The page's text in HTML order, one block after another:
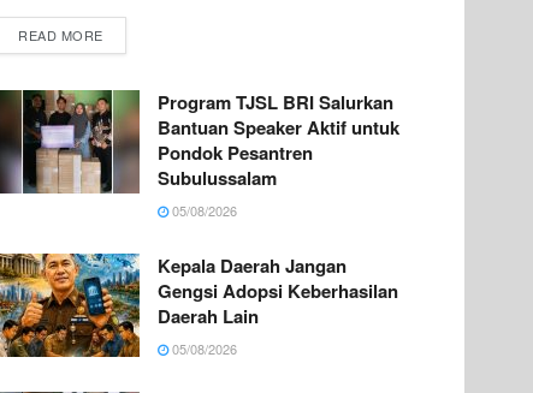
READ MORE
Program TJSL BRI Salurkan
Bantuan Speaker Aktif untuk
Pondok Pesantren
Subulussalam
05/08/2026
Kepala Daerah Jangan
Gengsi Adopsi Keberhasilan
Daerah Lain
05/08/2026